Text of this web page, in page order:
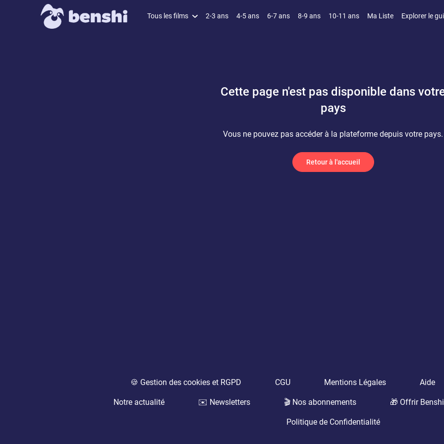
Tous les films 2-3 ans 4-5 ans 6-7 ans 8-9 ans 10-11 ans Ma Liste Explorer le
Cette page n'est pas disponible dans
pays
Vous ne pouvez pas accéder à la plateforme depuis votre pays.
Retour à l'accueil
🍪 Gestion des cookies et RGPD CGU Mentions Légales Aide
Notre actualité ✉️ Newsletters 🎬 Nos abonnements 🎁 Offrir Benshi
Politique de Confidentialité